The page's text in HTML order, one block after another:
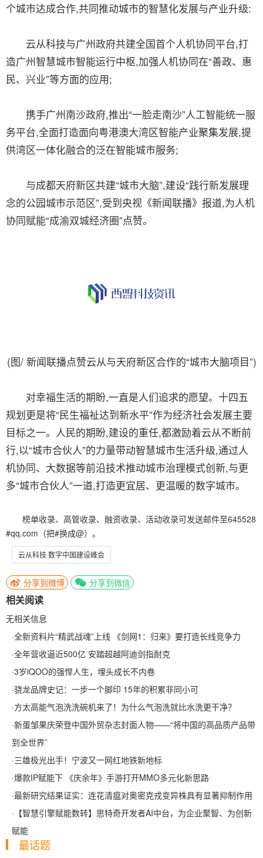
个城市达成合作,共同推动城市的智慧化发展与产业升级:
云从科技与广州政府共建全国首个人机协同平台,打
造广州智慧城市智能运行中枢,加强人机协同在“善政、惠
民、兴业”等方面的应用;
携手广州南沙政府,推出“一脸走南沙”人工智能统一服
务平台,全面打造面向粤港澳大湾区智能产业聚集发展,提
供湾区一体化融合的泛在智能城市服务;
与成都天府新区共建“城市大脑”,建设“践行新发展理
念的公园城市示范区”,受到央视《新闻联播》报道,为人机
协同赋能“成渝双城经济圈”点赞。
(图/ 新闻联播点赞云从与天府新区合作的“城市大脑项目”)
对幸福生活的期盼,一直是人们追求的愿望。十四五
规划更是将“民生福祉达到新水平”作为经济社会发展主要
目标之一。人民的期盼,建设的重任,都激励着云从不断前
行,以“城市合伙人”的力量带动智慧城市生活升级,通过人
机协同、大数据等前沿技术推动城市治理模式创新,与更
多“城市合伙人”一道,打造更宜居、更温暖的数字城市。
榜单收录、高管收录、融资收录、活动收录可发送邮件至645528
#qq.com（把#换成@）。
云从科技 数字中国建设峰会
分享到微博 分享到微信
相关阅读
无相关信息
·全新资料片“精武战魂”上线 《剑网1：归来》要打造长线竞争力
·全年营收逼近500亿 安踏超越阿迪剑指耐克
·3岁iQOO的强悍人生，埋头成长不内卷
·骁龙品牌史记：一步一个脚印 15年的积累非同小可
·方太高能气泡洗洗碗机来了！为什么气泡洗就比水洗更干净？
·新蛋邹果庆荣登中国外贸杂志封面人物——“将中国的高品质产品带
到全世界”
·三雄极光出手！宁波又一网红地铁新地标
·爆款IP赋能下 《庆余年》手游打开MMO多元化新思路
·最新研究结果证实：连花清瘟对奥密克戎变异株具有显著抑制作用
· 【智慧引擎赋能数转】思特奇开发者AI中台，为企业聚智、为创新
赋能
最话题